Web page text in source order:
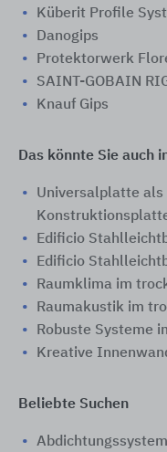
Küberit Profile
Danogips
Protektorwerk
SAINT-GOBAIN
Knauf Gips
Das könnte Sie auch
Universalplatte als
Edificio
Edificio
Raumklima im
Raumakustik im
Robuste Systeme
Kreative
Beliebte Suchen